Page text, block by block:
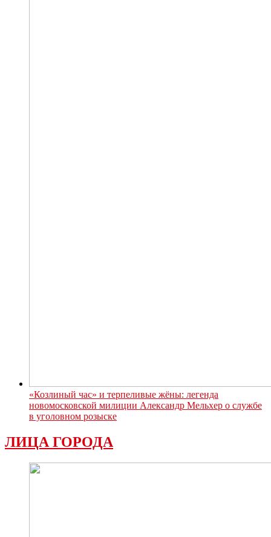
«Козлиный час» и терпеливые жёны: легенда
новомосковской милиции Александр Мельхер о службе
в уголовном розыске
ЛИЦА ГОРОДА